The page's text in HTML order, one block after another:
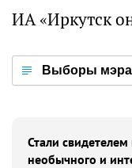
ИА «Иркутск
Выборы мэра
Стали
необычного и